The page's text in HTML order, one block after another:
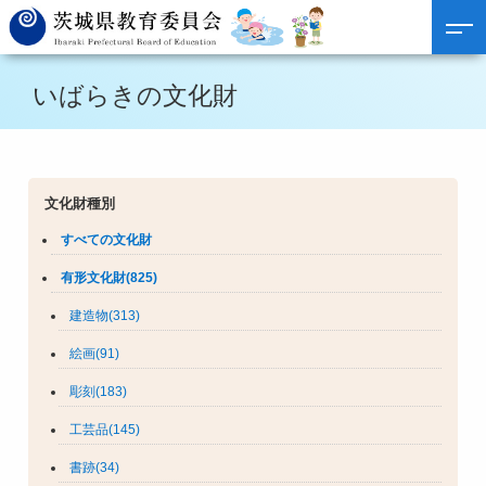
いばらきの文化財
文化財種別
すべての文化財
有形文化財(825)
建造物(313)
絵画(91)
彫刻(183)
工芸品(145)
書跡(34)